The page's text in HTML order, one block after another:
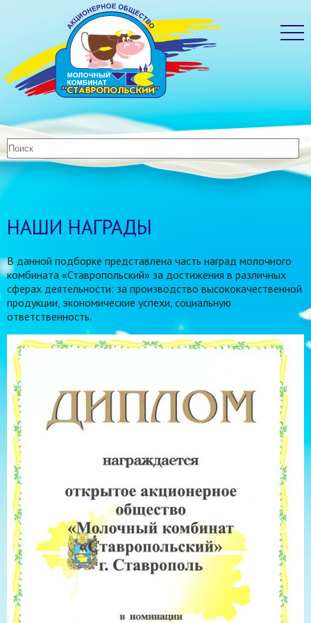
НАШИ НАГРАДЫ
В данной подборке представлена часть наград молочного
комбината «Ставропольский» за достижения в различных
сферах деятельности: за производство высококачественной
продукции, экономические успехи, социальную
ответственность.